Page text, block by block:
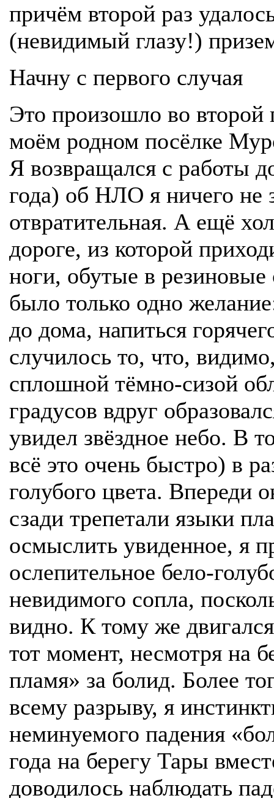
причём второй раз
(невидимый глазу!)
Начну с первого случая
Это произошло во второй
моём родном посёлке
Я возвращался с работы
года) об НЛО я ничего не
отвратительная. А ещё
дороге, из которой
ноги, обутые в
было только одно
до дома, напиться
случилось то, что,
сплошной тёмно-сизой
градусов вдруг
увидел звёздное небо. В
всё это очень быстро) в
голубого цвета. Впереди
сзади трепетали языки
осмыслить увиденное, я
ослепительное бело-
невидимого сопла,
видно. К тому же
тот момент, несмотря на
пламя» за болид. Более
всему разрыву, я
неминуемого падения
года на берегу Тары
доводилось наблюдать